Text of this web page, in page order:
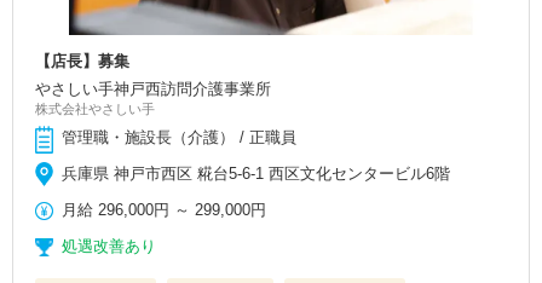
【店長】募集
やさしい手神戸西訪問介護事業所
株式会社やさしい手
管理職・施設長（介護） / 正職員
兵庫県 神戸市西区 糀台5-6-1 西区文化センタービル6階
月給 296,000円 ～299,000円
処遇改善あり